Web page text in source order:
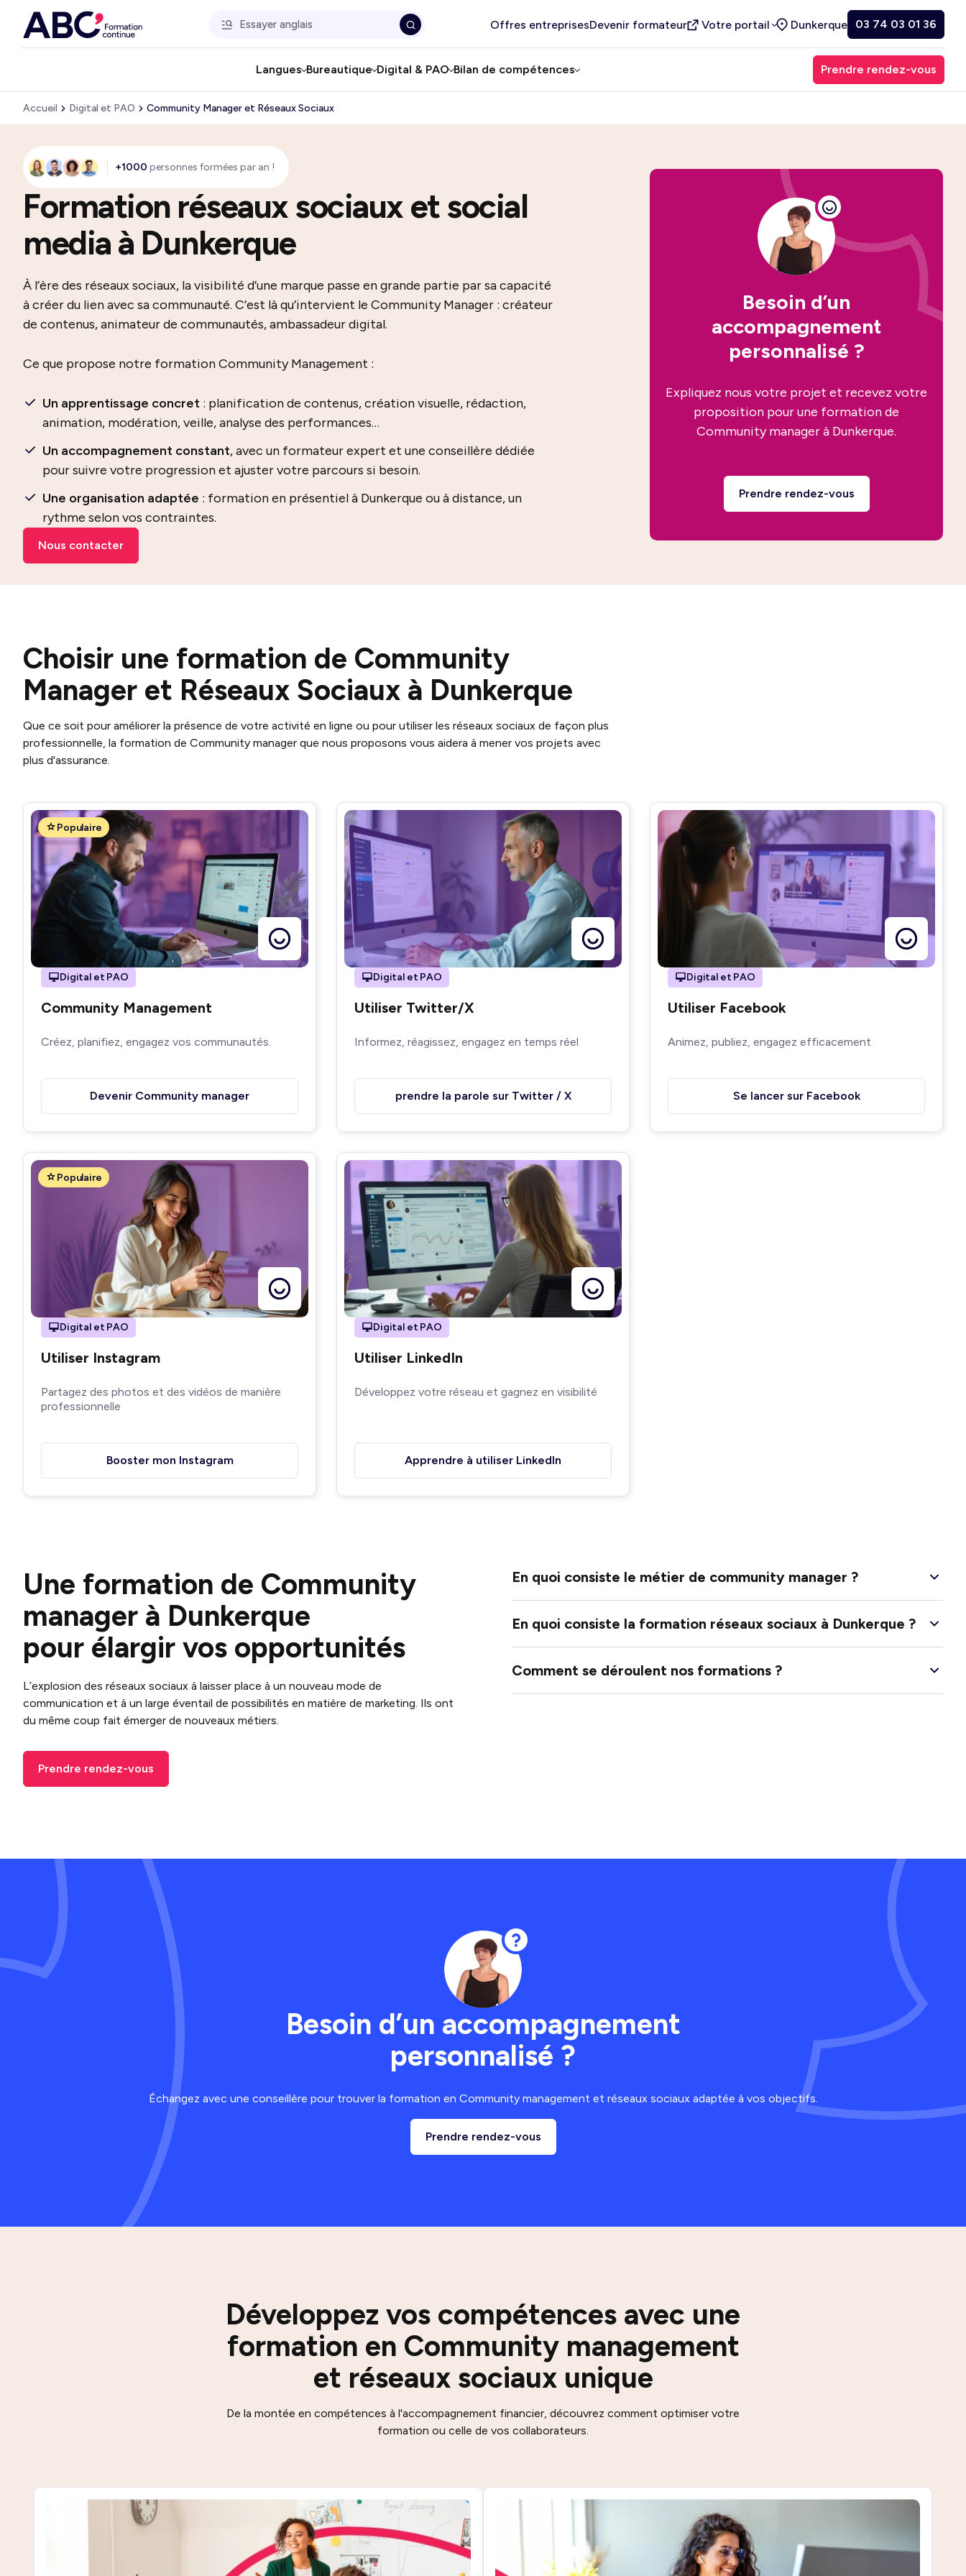
Offres entreprisesDevenir formateur Votre portail Dunkerque 03 74 03 01 36
Langues Bureautique Digital & PAO Bilan de compétences Prendre rendez-vous
Accueil Digital et PAO Community Manager et Réseaux Sociaux
+1000 personnes formées par an !
Formation réseaux sociaux et social
media à Dunkerque
À l’ère des réseaux sociaux, la visibilité d’une marque passe en grande partie par sa capacité
à créer du lien avec sa communauté. C’est là qu’intervient le Community Manager : créateur
de contenus, animateur de communautés, ambassadeur digital.
Ce que propose notre formation Community Management :
Un apprentissage concret : planification de contenus, création visuelle, rédaction,
animation, modération, veille, analyse des performances…
Un accompagnement constant, avec un formateur expert et une conseillère dédiée
pour suivre votre progression et ajuster votre parcours si besoin.
Une organisation adaptée : formation en présentiel à Dunkerque ou à distance, un
rythme selon vos contraintes.
Nous contacter
Besoin d’un
accompagnement
personnalisé ?
Expliquez nous votre projet et recevez votre
proposition pour une formation de
Community manager à Dunkerque.
Prendre rendez-vous
Choisir une formation de Community
Manager et Réseaux Sociaux à Dunkerque
Que ce soit pour améliorer la présence de votre activité en ligne ou pour utiliser les réseaux sociaux de façon plus
professionnelle, la formation de Community manager que nous proposons vous aidera à mener vos projets avec
plus d'assurance.
Populaire
Digital et PAO
Community Management
Créez, planifiez, engagez vos communautés.
Devenir Community manager
Digital et PAO
Utiliser Twitter/X
Informez, réagissez, engagez en temps réel
prendre la parole sur Twitter / X
Digital et PAO
Utiliser Facebook
Animez, publiez, engagez efficacement
Se lancer sur Facebook
Populaire
Digital et PAO
Utiliser Instagram
Partagez des photos et des vidéos de manière
professionnelle
Booster mon Instagram
Digital et PAO
Utiliser LinkedIn
Développez votre réseau et gagnez en visibilité
Apprendre à utiliser LinkedIn
Une formation de Community
manager à Dunkerque
pour élargir vos opportunités
L’explosion des réseaux sociaux à laisser place à un nouveau mode de
communication et à un large éventail de possibilités en matière de marketing. Ils ont
du même coup fait émerger de nouveaux métiers.
Prendre rendez-vous
En quoi consiste le métier de community manager ?
En quoi consiste la formation réseaux sociaux à Dunkerque ?
Comment se déroulent nos formations ?
Besoin d’un accompagnement
personnalisé ?
Échangez avec une conseillère pour trouver la formation en Community management et réseaux sociaux adaptée à vos objectifs.
Prendre rendez-vous
Développez vos compétences avec une
formation en Community management
et réseaux sociaux unique
De la montée en compétences à l'accompagnement financier, découvrez comment optimiser votre
formation ou celle de vos collaborateurs.